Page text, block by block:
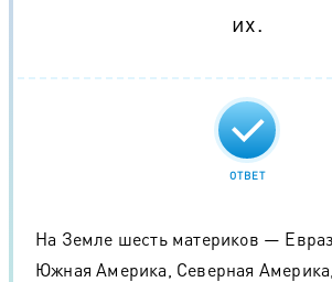
их.
ОТВЕТ
На Земле шесть материков —
Южная Америка, Северная